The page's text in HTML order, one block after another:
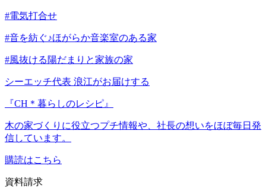
#電気打合せ
#音を紡ぐ♪ほがらか音楽室のある家
#風抜ける陽だまりと家族の家
シーエッチ代表 浪江がお届けする
『CH＊暮らしのレシピ』
木の家づくりに役立つプチ情報や、社長の想いをほぼ毎日発
信しています。
購読はこちら
資料請求